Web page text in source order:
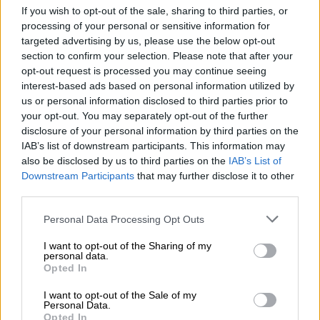
If you wish to opt-out of the sale, sharing to third parties, or
processing of your personal or sensitive information for
targeted advertising by us, please use the below opt-out
section to confirm your selection. Please note that after your
opt-out request is processed you may continue seeing
interest-based ads based on personal information utilized by
us or personal information disclosed to third parties prior to
your opt-out. You may separately opt-out of the further
disclosure of your personal information by third parties on the
IAB’s list of downstream participants. This information may
also be disclosed by us to third parties on the IAB’s List of
Downstream Participants that may further disclose it to other
Please note that this website/app uses one or more Google
not limited to your visit or usage behaviour. You may click to
grant or deny consent to Google and its third-party tags to
use your data for below specified purposes in below Google
consent section.
Personal Data Processing Opt Outs
I want to opt-out of the Sharing of my
personal data.
Opted In
I want to opt-out of the Sale of my
Personal Data.
Opted In
«δεν είναι νοητό κάποιος να υποστηρίζει το
κόμμα του και να παραμένει στον ΣΥΡΙΖΑ
απλώς για να μένει ο ΣΥΡΙΖΑ στο ψυγείο».
Κριτική στην ηγεσία του ΣΥΡΙΖΑ
Ο κ. Παππάς άσκησεκριτική και στην τωρινή
ηγεσία, υποστηρίζοντας ότι ηδημοσκοπική
εικόνα του κόμματος οφείλεται σε
λανθασμένη αξιολόγηση των δεδομένων.
Ανέφερε χαρακτηριστικά πως η στρατηγική
πρέπει πλέον να επικαιροποιηθεί στη
συνεδρίαση της Κεντρικής Επιτροπής στις
11 Ιουλίου.
«Θεωρώ ότιθα πρέπει να βρεθεί μία λύση
οποίανα αναστρέψει την παρούσα εικόνα